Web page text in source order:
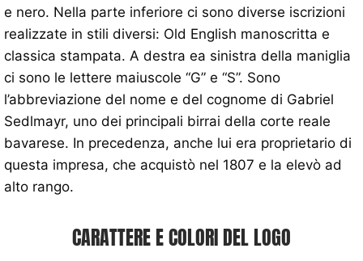
e nero. Nella parte inferiore ci sono diverse iscrizioni
realizzate in stili diversi: Old English manoscritta e
classica stampata. A destra ea sinistra della maniglia
ci sono le lettere maiuscole “G” e “S”. Sono
l’abbreviazione del nome e del cognome di Gabriel
Sedlmayr, uno dei principali birrai della corte reale
bavarese. In precedenza, anche lui era proprietario di
questa impresa, che acquistò nel 1807 e la elevò ad
alto rango.
CARATTERE E COLORI DEL LOGO